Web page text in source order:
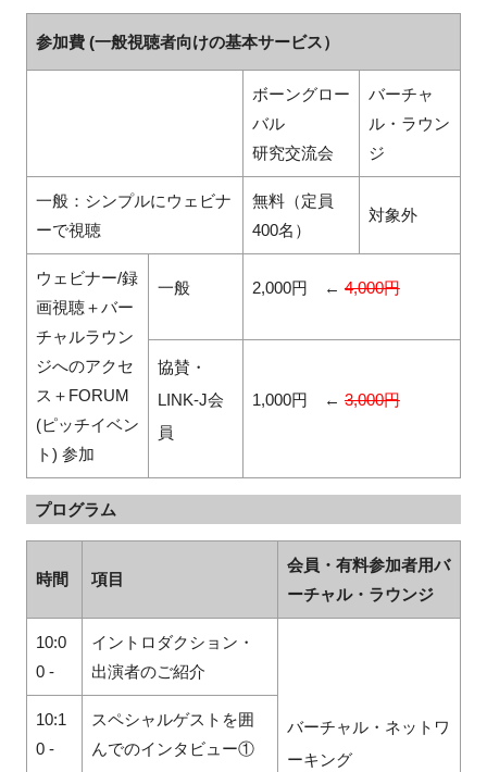
参加費 (一般視聴者向けの基本サービス）
ボーングロー
バル
研究交流会
バーチャ
ル・ラウン
ジ
一般：シンプルにウェビナ
ーで視聴
無料（定員
400名）
対象外
ウェビナー/録
画視聴＋バー
チャルラウン
ジへのアクセ
ス＋FORUM
(ピッチイベン
ト) 参加
一般 2,000円 ←4,000円
協賛・
LINK-J会
員
1,000円 ←3,000円
プログラム
時間 項目
会員・有料参加者用バ
ーチャル・ラウンジ
10:0
0 -
イントロダクション・
出演者のご紹介
バーチャル・ネットワ
ーキング
10:1
0 -
スペシャルゲストを囲
んでのインタビュー①